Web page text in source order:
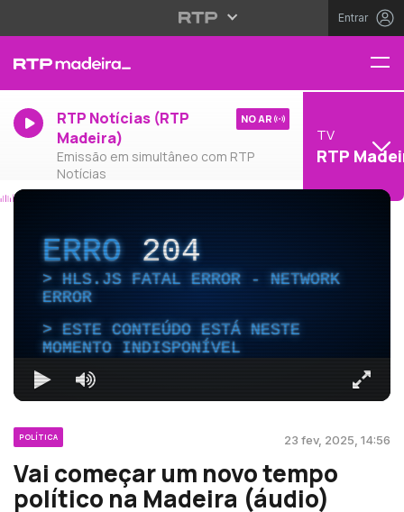
Entrar
RTP Notícias (RTP
Madeira)
Emissão em simultâneo com RTP
Notícias
NO AR
TV
RTP
ERRO204
HLS.JS FATAL ERROR - NETWORK
ERROR
ESTE CONTEÚDO ESTÁ NESTE
MOMENTO INDISPONÍVEL
POLÍTICA 23 fev, 2025, 14:56
Vai começar um novo tempo
político na Madeira (áudio)